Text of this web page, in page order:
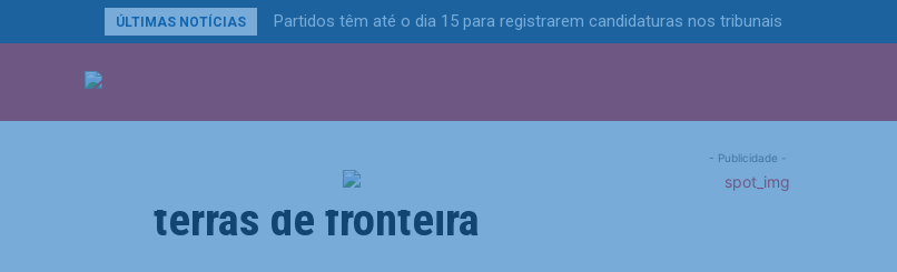
ÚLTIMAS NOTÍCIAS Partidos têm até o dia 15 para registrarem candidaturas nos tribunais
- Publicidade -
Últimas Notícias
Justiça suspende emissão de títulos em
terras de fronteira